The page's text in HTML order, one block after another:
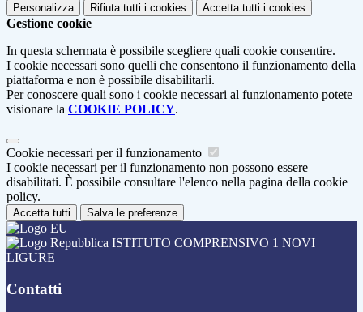
Personalizza Rifiuta tutti i cookies Accetta tutti i cookies
Gestione cookie
In questa schermata è possibile scegliere quali cookie consentire.
I cookie necessari sono quelli che consentono il funzionamento della
piattaforma e non è possibile disabilitarli.
Per conoscere quali sono i cookie necessari al funzionamento potete
visionare la COOKIE POLICY.
Cookie necessari per il funzionamento
I cookie necessari per il funzionamento non possono essere
disabilitati. È possibile consultare l'elenco nella pagina della cookie
policy.
Accetta tutti Salva le preferenze
ISTITUTO COMPRENSIVO 1 NOVI
LIGURE
Contatti